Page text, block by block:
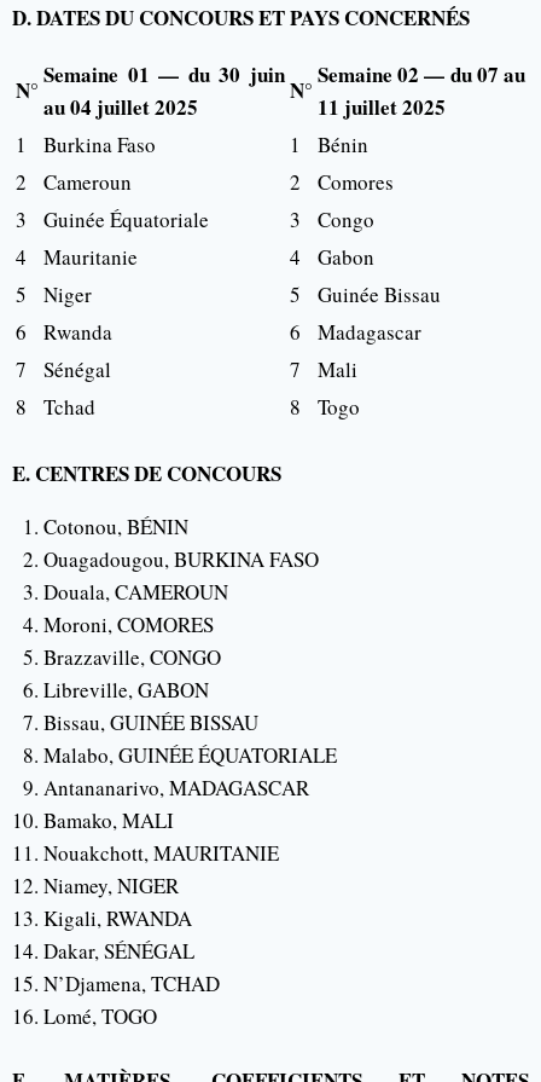
D. DATES DU CONCOURS ET PAYS CONCERNÉS
N°
Semaine 01 — du 30 juin
au 04 juillet 2025
N°
Semaine 02 — du 07 au
11 juillet 2025
1 Burkina Faso 1
Bénin
2
Cameroun 2
Comores
3
Guinée Équatoriale 3
Congo
4
Mauritanie 4
Gabon
5
Niger 5
Guinée Bissau
6
Rwanda 6
Madagascar
7
Sénégal 7
Mali
8
Tchad 8 Togo
E. CENTRES DE CONCOURS
Cotonou, BÉNIN
Ouagadougou, BURKINA FASO
Douala, CAMEROUN
Moroni, COMORES
Brazzaville, CONGO
Libreville, GABON
Bissau, GUINÉE BISSAU
Malabo, GUINÉE ÉQUATORIALE
Antananarivo, MADAGASCAR
Bamako, MALI
Nouakchott, MAURITANIE
Niamey, NIGER
Kigali, RWANDA
Dakar, SÉNÉGAL
N’Djamena, TCHAD
Lomé, TOGO